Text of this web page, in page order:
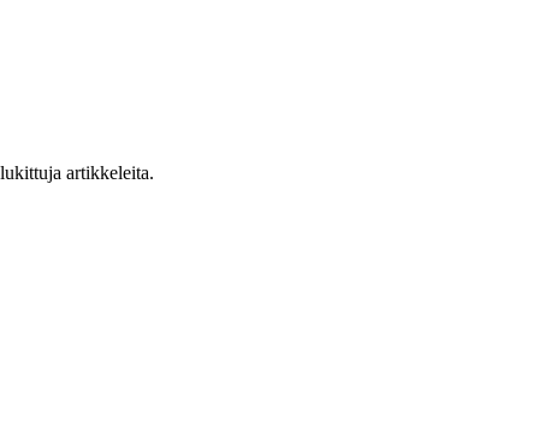
artikkeleita.